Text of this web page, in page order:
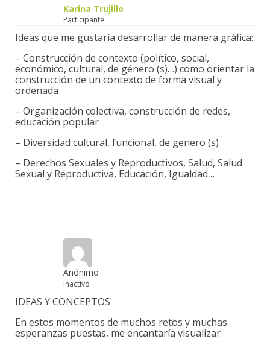
Karina Trujillo
Participante
Ideas que me gustaría desarrollar de manera gráfica:
– Construcción de contexto (político, social,
económico, cultural, de género (s)…) como orientar la
construcción de un contexto de forma visual y
ordenada
– Organización colectiva, construcción de redes,
educación popular
– Diversidad cultural, funcional, de genero (s)
– Derechos Sexuales y Reproductivos, Salud, Salud
Sexual y Reproductiva, Educación, Igualdad…
Anónimo
Inactivo
IDEAS Y CONCEPTOS
En estos momentos de muchos retos y muchas
esperanzas puestas, me encantaría visualizar